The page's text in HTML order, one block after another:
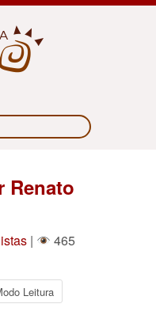
Renato
|
465
Leitura